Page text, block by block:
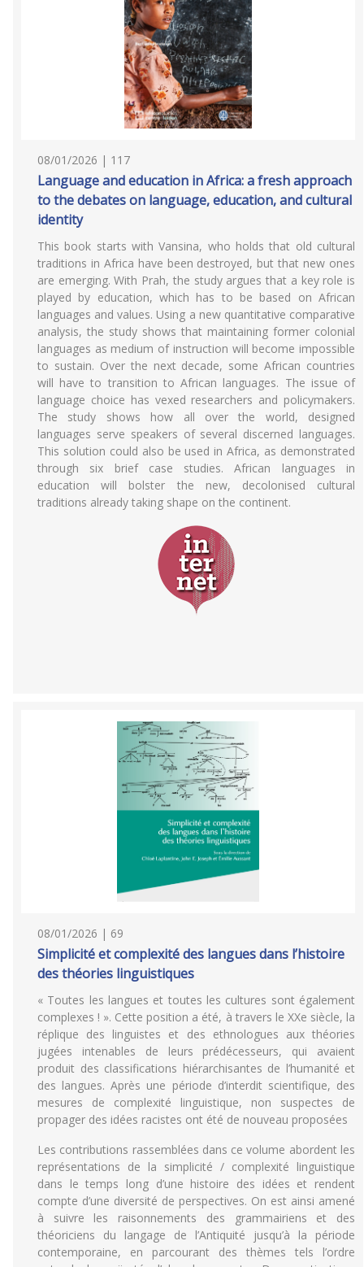
08/01/2026 | 117
Language and education in Africa: a fresh approach
to the debates on language, education, and cultural
identity
This book starts with Vansina, who holds that old cultural
traditions in Africa have been destroyed, but that new ones
are emerging. With Prah, the study argues that a key role is
played by education, which has to be based on African
languages and values. Using a new quantitative comparative
analysis, the study shows that maintaining former colonial
languages as medium of instruction will become impossible
to sustain. Over the next decade, some African countries
will have to transition to African languages. The issue of
language choice has vexed researchers and policymakers.
The study shows how all over the world, designed
languages serve speakers of several discerned languages.
This solution could also be used in Africa, as demonstrated
through six brief case studies. African languages in
education will bolster the new, decolonised cultural
traditions already taking shape on the continent.
08/01/2026 | 69
Simplicité et complexité des langues dans l’histoire
des théories linguistiques
« Toutes les langues et toutes les cultures sont également
complexes ! ». Cette position a été, à travers le XXe siècle, la
réplique des linguistes et des ethnologues aux théories
jugées intenables de leurs prédécesseurs, qui avaient
produit des classifications hiérarchisantes de l’humanité et
des langues. Après une période d’interdit scientifique, des
mesures de complexité linguistique, non suspectes de
propager des idées racistes ont été de nouveau proposées
Les contributions rassemblées dans ce volume abordent les
représentations de la simplicité / complexité linguistique
dans le temps long d’une histoire des idées et rendent
compte d’une diversité de perspectives. On est ainsi amené
à suivre les raisonnements des grammairiens et des
théoriciens du langage de l’Antiquité jusqu’à la période
contemporaine, en parcourant des thèmes tels l’ordre